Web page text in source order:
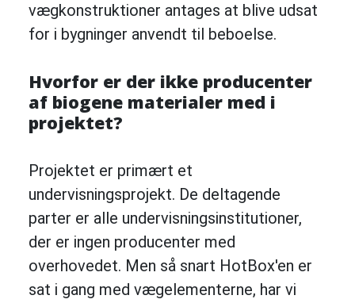
vægkonstruktioner antages at blive udsat
for i bygninger anvendt til beboelse.
Hvorfor er der ikke producenter
af biogene materialer med i
projektet?
Projektet er primært et
undervisningsprojekt. De deltagende
parter er alle undervisningsinstitutioner,
der er ingen producenter med
overhovedet. Men så snart HotBox'en er
sat i gang med vægelementerne, har vi